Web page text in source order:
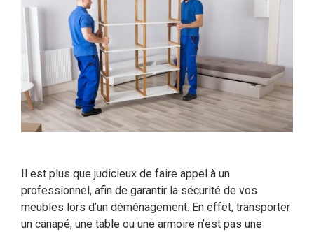
Il est plus que judicieux de faire appel à un
professionnel, afin de garantir la sécurité de vos
meubles lors d’un déménagement. En effet, transporter
un canapé, une table ou une armoire n’est pas une